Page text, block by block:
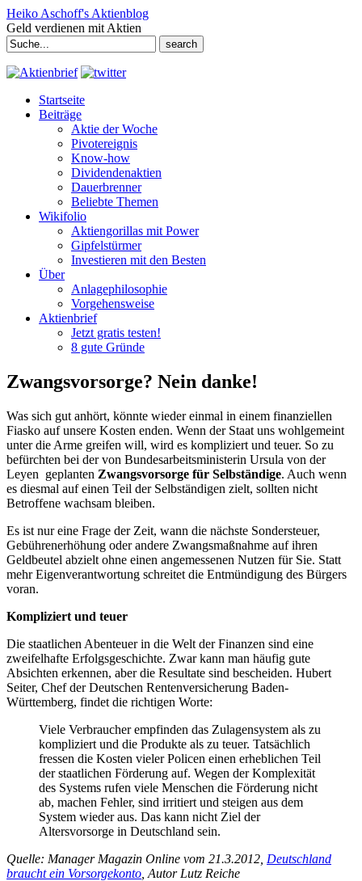
Heiko Aschoff's Aktienblog
Geld verdienen mit Aktien
Search
for:
Startseite
Beiträge
Aktie der Woche
Pivotereignis
Know-how
Dividendenaktien
Dauerbrenner
Beliebte Themen
Wikifolio
Aktiengorillas mit Power
Gipfelstürmer
Investieren mit den Besten
Über
Anlagephilosophie
Vorgehensweise
Aktienbrief
Jetzt gratis testen!
8 gute Gründe
Zwangsvorsorge? Nein danke!
Was sich gut anhört, könnte wieder einmal in einem finanziellen
Fiasko auf unsere Kosten enden. Wenn der Staat uns wohlgemeint
unter die Arme greifen will, wird es kompliziert und teuer. So zu
befürchten bei der von Bundesarbeitsministerin Ursula von der
Leyen geplanten Zwangsvorsorge für Selbständige. Auch wenn
es diesmal auf einen Teil der Selbständigen zielt, sollten nicht
Betroffene wachsam bleiben.
Es ist nur eine Frage der Zeit, wann die nächste Sondersteuer,
Gebührenerhöhung oder andere Zwangsmaßnahme auf ihren
Geldbeutel abzielt ohne einen angemessenen Nutzen für Sie. Statt
mehr Eigenverantwortung schreitet die Entmündigung des Bürgers
voran.
Kompliziert und teuer
Die staatlichen Abenteuer in die Welt der Finanzen sind eine
zweifelhafte Erfolgsgeschichte. Zwar kann man häufig gute
Absichten erkennen, aber die Resultate sind bescheiden. Hubert
Seiter, Chef der Deutschen Rentenversicherung Baden-
Württemberg, findet die richtigen Worte:
Viele Verbraucher empfinden das Zulagensystem als zu
kompliziert und die Produkte als zu teuer. Tatsächlich
fressen die Kosten vieler Policen einen erheblichen Teil
der staatlichen Förderung auf. Wegen der Komplexität
des Systems rufen viele Menschen die Förderung nicht
ab, machen Fehler, sind irritiert und steigen aus dem
System wieder aus. Das kann nicht Ziel der
Altersvorsorge in Deutschland sein.
Quelle: Manager Magazin Online vom 21.3.2012, Deutschland
braucht ein Vorsorgekonto , Autor Lutz Reiche